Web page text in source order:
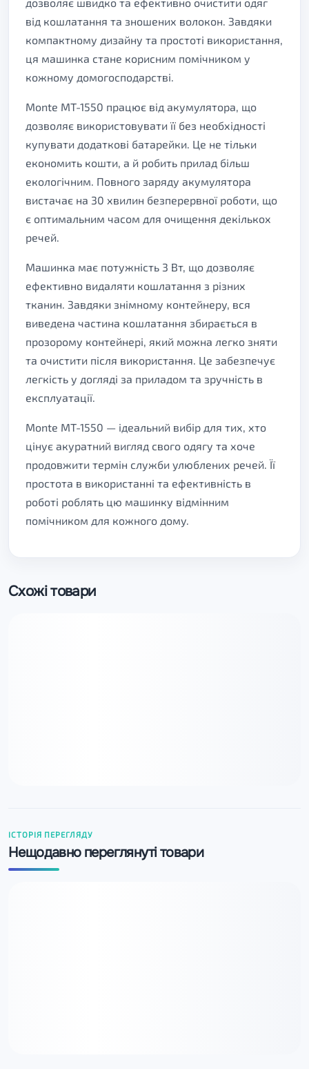
від кошлатання та зношених волокон. Завдяки
компактному дизайну та простоті використання,
ця машинка стане корисним помічником у
кожному домогосподарстві.
Monte MT-1550 працює від акумулятора, що
дозволяє використовувати її без необхідності
купувати додаткові батарейки. Це не тільки
економить кошти, а й робить прилад більш
екологічним. Повного заряду акумулятора
вистачає на 30 хвилин безперервної роботи, що
є оптимальним часом для очищення декількох
речей.
Машинка має потужність 3 Вт, що дозволяє
ефективно видаляти кошлатання з різних
тканин. Завдяки знімному контейнеру, вся
виведена частина кошлатання збирається в
прозорому контейнері, який можна легко зняти
та очистити після використання. Це забезпечує
легкість у догляді за приладом та зручність в
експлуатації.
Monte MT-1550 — ідеальний вибір для тих, хто
цінує акуратний вигляд свого одягу та хоче
продовжити термін служби улюблених речей. Її
простота в використанні та ефективність в
роботі роблять цю машинку відмінним
помічником для кожного дому.
Схожі товари
ІСТОРІЯ ПЕРЕГЛЯДУ
Нещодавно переглянуті товари